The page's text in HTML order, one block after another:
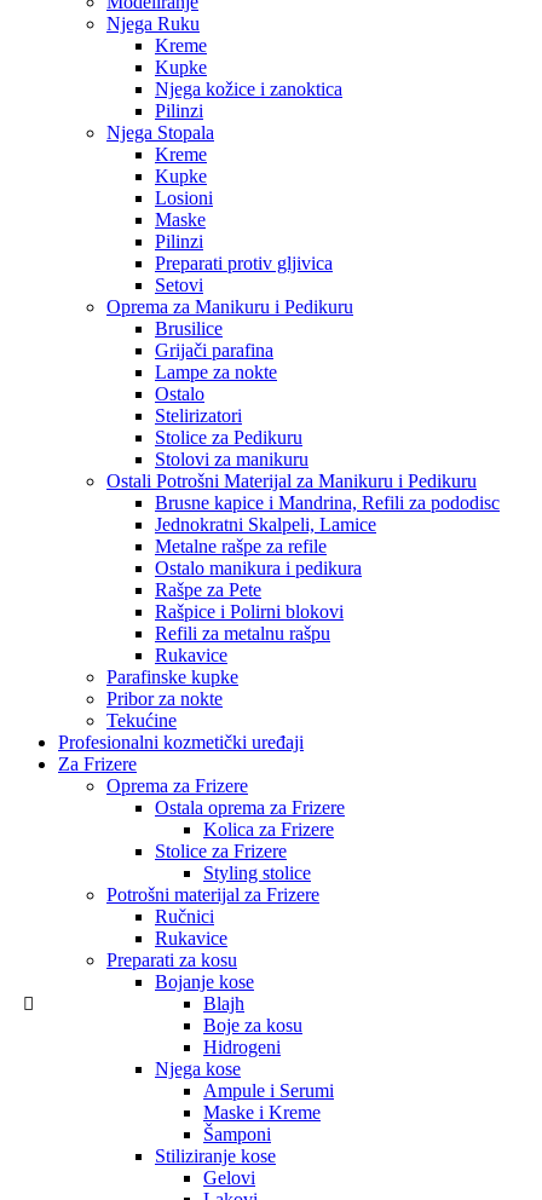
Njega Ruku
Kreme
Kupke
Njega kožice i zanoktica
Pilinzi
Njega Stopala
Kreme
Kupke
Losioni
Maske
Pilinzi
Preparati protiv gljivica
Setovi
Oprema za Manikuru i Pedikuru
Brusilice
Grijači parafina
Lampe za nokte
Ostalo
Stelirizatori
Stolice za Pedikuru
Stolovi za manikuru
Ostali Potrošni Materijal za Manikuru i Pedikuru
Brusne kapice i Mandrina, Refili za pododisc
Jednokratni Skalpeli, Lamice
Metalne rašpe za refile
Ostalo manikura i pedikura
Rašpe za Pete
Rašpice i Polirni blokovi
Refili za metalnu rašpu
Rukavice
Parafinske kupke
Pribor za nokte
Tekućine
Profesionalni kozmetički uređaji
Za Frizere
Oprema za Frizere
Ostala oprema za Frizere
Kolica za Frizere
Stolice za Frizere
Styling stolice
Potrošni materijal za Frizere
Ručnici
Rukavice
Preparati za kosu
Bojanje kose
Blajh
Boje za kosu
Hidrogeni
Njega kose
Ampule i Serumi
Maske i Kreme
Šamponi
Stiliziranje kose
Gelovi